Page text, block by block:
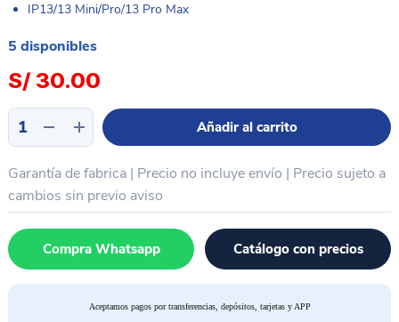
IP13/13 Mini/Pro/13 Pro Max
5 disponibles
S/ 30.00
Cable
fuente
dedicado
iPhone
serie
13
SUNSHINE
SS-
Añadir al carrito
Garantía de fabrica | Precio no incluye envío | Precio sujeto a
cambios sin previo aviso
Compra Whatsapp Catálogo con precios
Aceptamos pagos por transferencias, depósitos, tarjetas y APP